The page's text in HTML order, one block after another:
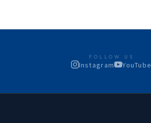
FOLLOW US
Instagram YouTube